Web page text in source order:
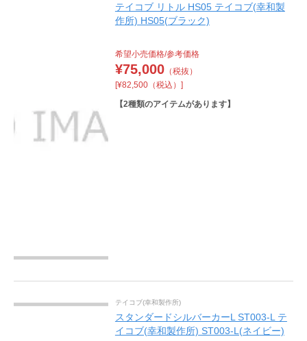
テイコブ リトル HS05 テイコブ(幸和製
作所) HS05(ブラック)
希望小売価格/参考価格
¥75,000（税抜）
[¥82,500（税込）]
【2種類のアイテムがあります】
テイコブ(幸和製作所)
スタンダードシルバーカーL ST003-L テ
イコブ(幸和製作所) ST003-L(ネイビー)